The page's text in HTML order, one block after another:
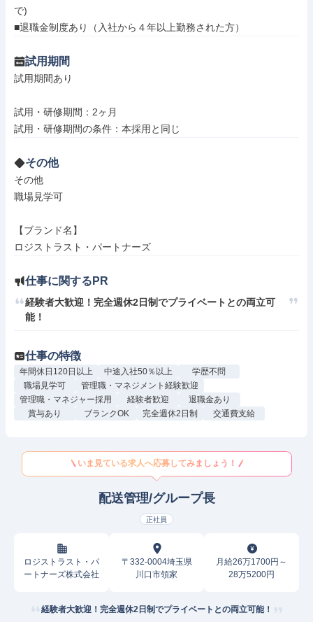
で)
■退職金制度あり（入社から４年以上勤務された方）
試用期間
試用期間あり
試用・研修期間：2ヶ月
その他
その他
職場見学可
【ブランド名】
ロジストラスト・パートナーズ
仕事に関するPR
経験者大歓迎！完全週休2日制でプライベートとの両立可
能！
仕事の特徴
年間休日120日以上 中途入社50％以上
学歴不問
職場見学可
管理職・マネジメント経験歓迎
管理職・マネジャー採用
経験者歓迎
退職金あり
賞与あり
ブランクOK 完全週休2日制 交通費支給
いま見ている求人へ応募してみましょう！
配送管理/グループ長
正社員
ロジストラスト・パ
ートナーズ株式会社
〒332-0004埼玉県
川口市領家
月給26万1700円～
28万5200円
経験者大歓迎！完全週休2日制でプライベートとの両立可能！